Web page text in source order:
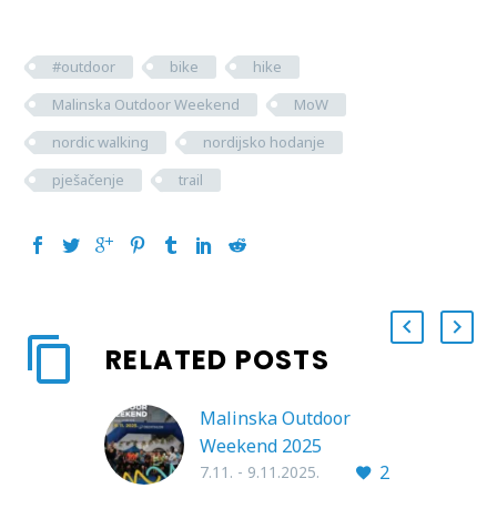
#outdoor bike
hike
Malinska Outdoor Weekend
MoW
nordic walking
nordijsko hodanje
pješačenje
trail
RELATED POSTS
Malinska Outdoor
Weekend 2025
2
7.11. - 9.11.2025.